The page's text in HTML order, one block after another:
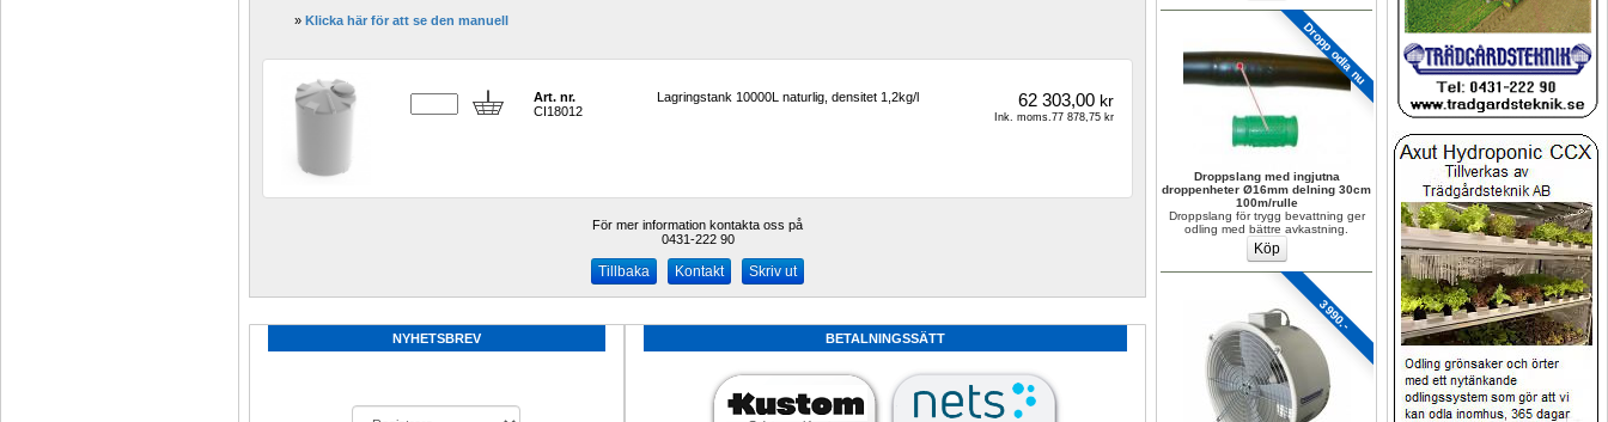
Dropp odla nu
Droppslang med ingjutna
droppenheter Ø16mm delning 30cm
100m/rulle
Droppslang för trygg bevattning ger
odling med bättre avkastning.
3990.-
» Klicka här för att se den manuell
Art. nr.
CI18012
Lagringstank 10000L naturlig, densitet 1,2kg/l 62 303,00kr
Ink. moms.77 878,75 kr
För mer information kontakta oss på
0431-222 90
Kontakt Skriv ut
NYHETSBREV BETALNINGSSÄTT